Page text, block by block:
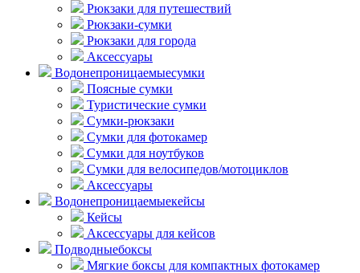
Рюкзаки для путешествий
Рюкзаки-сумки
Рюкзаки для города
Аксессуары
Водонепроницаемыесумки
Поясные сумки
Туристические сумки
Сумки-рюкзаки
Сумки для фотокамер
Сумки для ноутбуков
Сумки для велосипедов/мотоциклов
Аксессуары
Водонепроницаемыекейсы
Кейсы
Аксессуары для кейсов
Подводныебоксы
Мягкие боксы для компактных фотокамер